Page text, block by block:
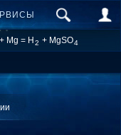
+ Mg = H 2 + MgSO4